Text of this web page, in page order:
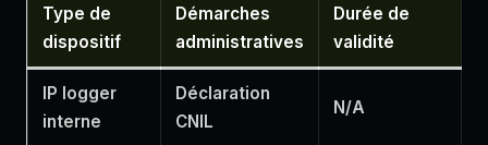
Type de
dispositif
Démarches
administratives
Durée de
validité
IP logger
interne
Déclaration
CNIL
N/A